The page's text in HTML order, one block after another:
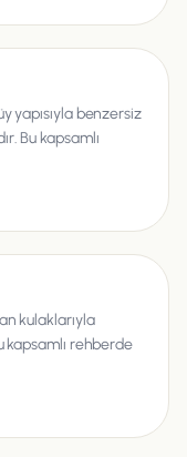
yapısıyla benzersiz
Bu kapsamlı
kulaklarıyla
kapsamlı rehberde